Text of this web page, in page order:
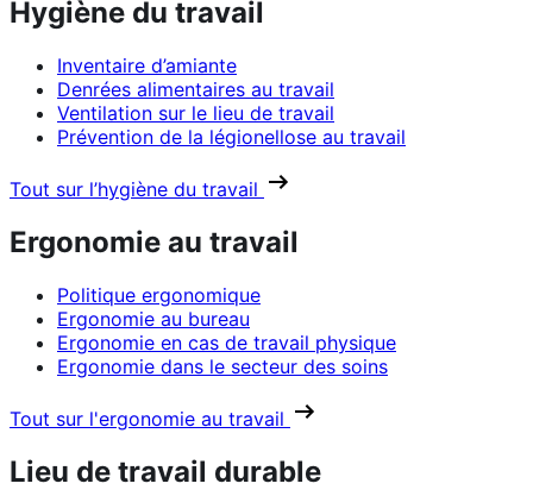
Hygiène du travail
Inventaire d’amiante
Denrées alimentaires au travail
Ventilation sur le lieu de travail
Prévention de la légionellose au travail
Tout sur l’hygiène du travail
Ergonomie au travail
Politique ergonomique
Ergonomie au bureau
Ergonomie en cas de travail physique
Ergonomie dans le secteur des soins
Tout sur l'ergonomie au travail
Lieu de travail durable